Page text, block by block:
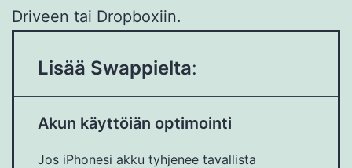
Driveen tai Dropboxiin.
Lisää Swappielta:
Akun käyttöiän optimointi
Jos iPhonesi akku tyhjenee tavallista